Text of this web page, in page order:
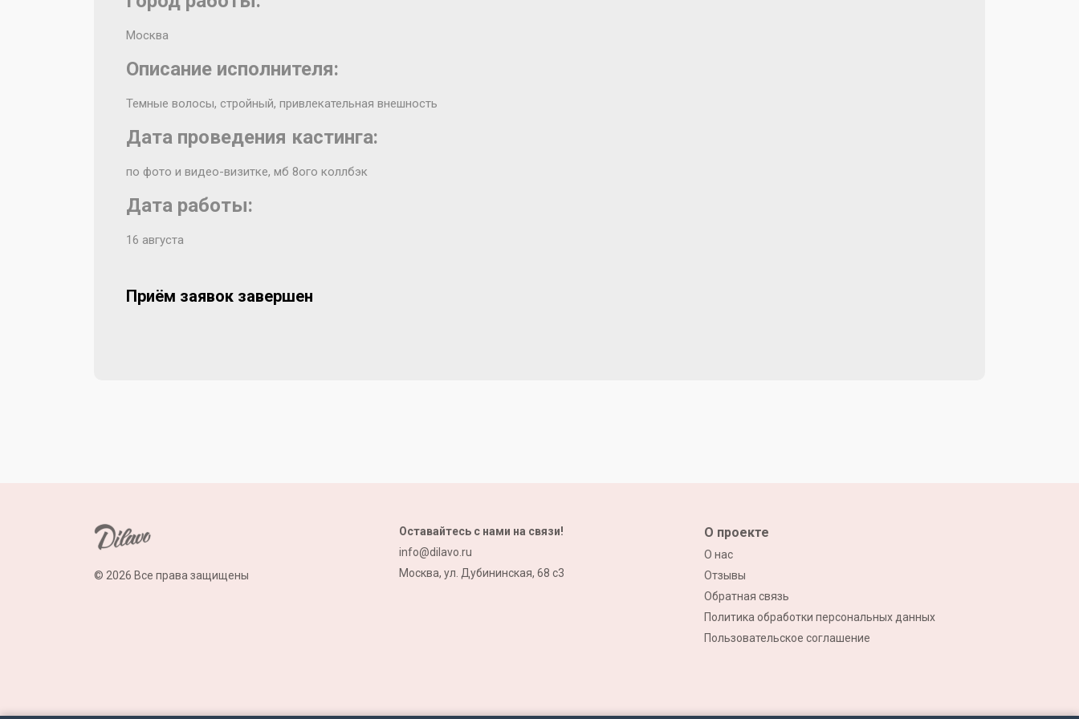
Москва
Описание исполнителя:
Темные волосы, стройный, привлекательная внешность
Дата проведения кастинга:
по фото и видео-визитке, мб 8ого коллбэк
Дата работы:
16 августа
Приём заявок завершен
© 2026 Все права защищены
О проекте
О нас
Отзывы
Обратная связь
Политика обработки персональных данных
Пользовательское соглашение
Оставайтесь с нами на связи!
info@dilavo.ru
Москва, ул. Дубининская, 68 с3